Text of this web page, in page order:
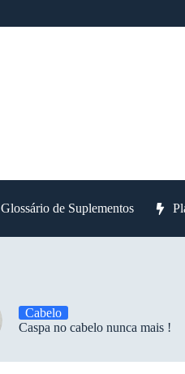
Glossário de Suplementos
Cabelo
Caspa no cabelo nunca mais !